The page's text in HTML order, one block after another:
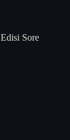
Edisi Sore